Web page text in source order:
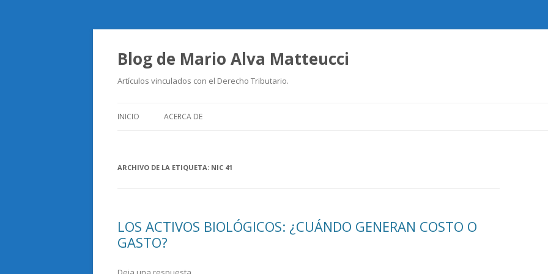
Blog de Mario Alva Matteucci
Artículos vinculados con el Derecho Tributario.
INICIO ACERCA DE
ARCHIVO DE LA ETIQUETA: NIC 41
LOS ACTIVOS BIOLÓGICOS: ¿CUÁNDO GENERAN COSTO O
GASTO?